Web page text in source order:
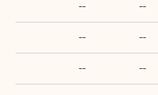
--
--
--
--
--
--